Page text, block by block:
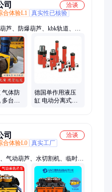
司
洽谈
合体验L1 真实性已核验
芦、防爆葫芦、kbk轨道、专
、吊环螺钉、助力夹具、起重
葫芦、气动葫芦、千斤顶、助
、欧式起重机、平衡吊、铝合
机
气体防
多台联
德国单作用液压
缸 电动分离式千
司
洽谈
合体验L0 真实工厂
气动葫芦、水切割机、临时支
液泵、轨道、气动单轨吊制动